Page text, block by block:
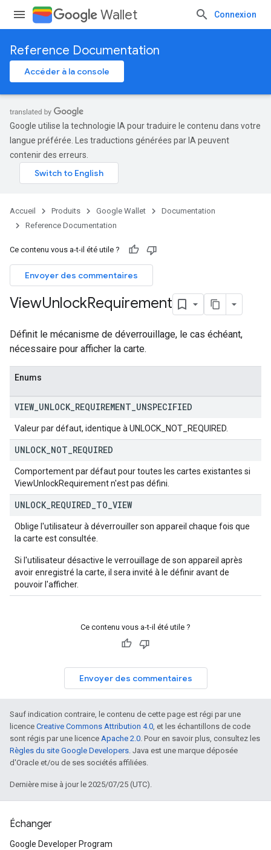
Wallet Connexion
Reference Documentation
Accéder à la console
Google utilise la technologie IA pour traduire le contenu dans votre
langue préférée. Les traductions générées par IA peuvent
contenir des erreurs.
Accueil Produits Google Wallet
Documentation
Reference Documentation
Ce contenu vous a-t-il été utile ?
Envoyer des commentaires
ViewUnlockRequirement
Définit le mécanisme de déverrouillage, le cas échéant,
nécessaire pour afficher la carte.
Enums
VIEW_ UNLOCK REQUIREMENT UNSPECIFIED
Valeur par défaut, identique à UNLOCK_NOT_REQUIRED.
UNLOCK NOT REQUIRED
Comportement par défaut pour toutes les cartes existantes si
ViewUnlockRequirement n'est pas défini.
UNLOCK REQUIRED TO VIEW
Oblige l'utilisateur à déverrouiller son appareil chaque fois que
la carte est consultée.
Si l'utilisateur désactive le verrouillage de son appareil après
avoir enregistré la carte, il sera invité à le définir avant de
pouvoir l'afficher.
Ce contenu vous a-t-il été utile ?
Envoyer des commentaires
Sauf indication contraire, le contenu de cette page est régi par une
licence Creative Commons Attribution 4.0, et les échantillons de code
sont régis par une licence Apache 2.0. Pour en savoir plus, consultez les
Règles du site Google Developers. Java est une marque déposée
d'Oracle et/ou de ses sociétés affiliées.
Dernière mise à jour le 2025/07/25 (UTC).
Échanger
Google Developer Program